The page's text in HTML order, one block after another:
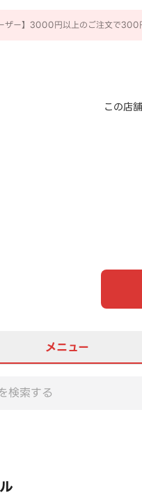
ーザー】3000円以上のご注文で300
この店
メニュー